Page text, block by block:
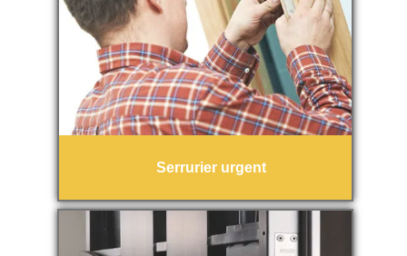
Serrurier urgent